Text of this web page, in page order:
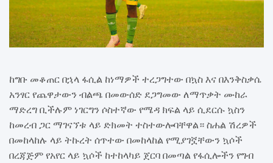
ከግቡ መቆጠር በኋላ ፋሲል ከነማዎች ተረጋግተው በኳስ እና በእንቅስቃሴ
አንፃር የጨዋታውን ብልጫ በመውሰድ ደጋግመው ለማጥቃት ሙከራ
ማድረግ ቢችሉም ነገርግን ሶስተኛው የሜዳ ክፍል ላይ ሲደርሱ ኳስን
ከመረብ ጋር ማገናኘቱ ላይ ድክመት ተስተውሎባቸዋል። ስሐል ሽረዎች
በመከላከሉ ላይ ትኩረት ሰጥተው በመከላከል የሚያገኟቸውን ኳሶች
በረጃጅም የአየር ላይ ኳሶች ከተከላካይ ጀርባ በመጣል የፋሲሎችን የግብ